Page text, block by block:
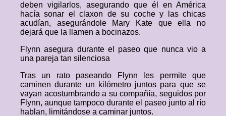
deben vigilarlos, asegurando que él en América
hacía sonar el claxon de su coche y las chicas
acudían, asegurándole Mary Kate que ella no
dejará que la llamen a bocinazos.
Flynn asegura durante el paseo que nunca vio a
una pareja tan silenciosa
Tras un rato paseando Flynn les permite que
caminen durante un kilómetro juntos para que se
vayan acostumbrando a su compañía, seguidos por
Flynn, aunque tampoco durante el paseo junto al río
hablan, limitándose a caminar juntos.